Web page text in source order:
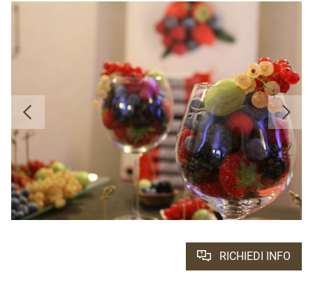
RICHIEDI INFO